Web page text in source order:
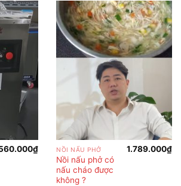
₫ NỒI NẤU PHỞ
Nồi nấu phở có
nấu cháo được
không ?
1.789.000₫